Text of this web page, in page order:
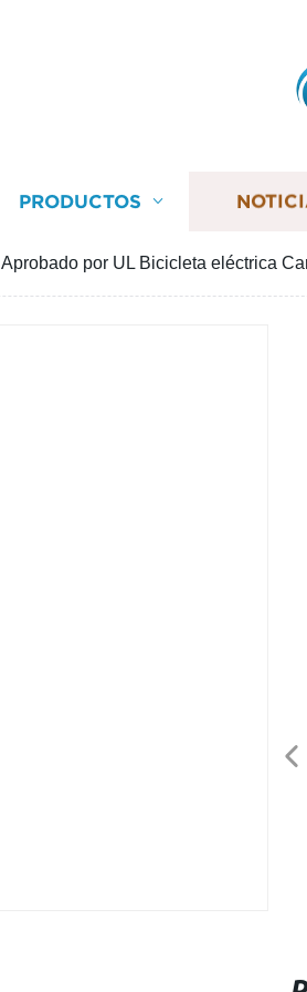
PRODUCTOS
Aprobado por UL Bicicleta eléctrica